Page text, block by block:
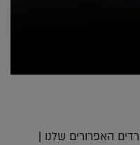
האפרורים שלנו |